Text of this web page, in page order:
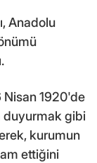
Anadolu
Nisan 1920'de
duyurmak gibi
kurumun
ettiğini